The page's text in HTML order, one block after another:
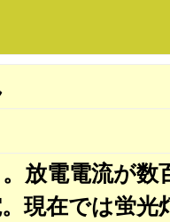
放電電流が数
現在では蛍光